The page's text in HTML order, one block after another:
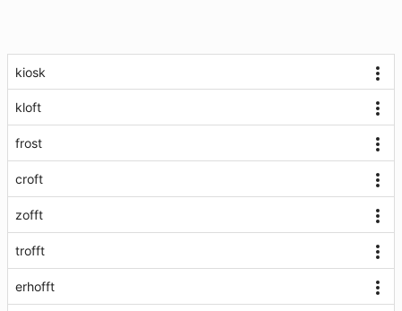
kiosk
kloft
frost
croft
zofft
trofft
erhofft